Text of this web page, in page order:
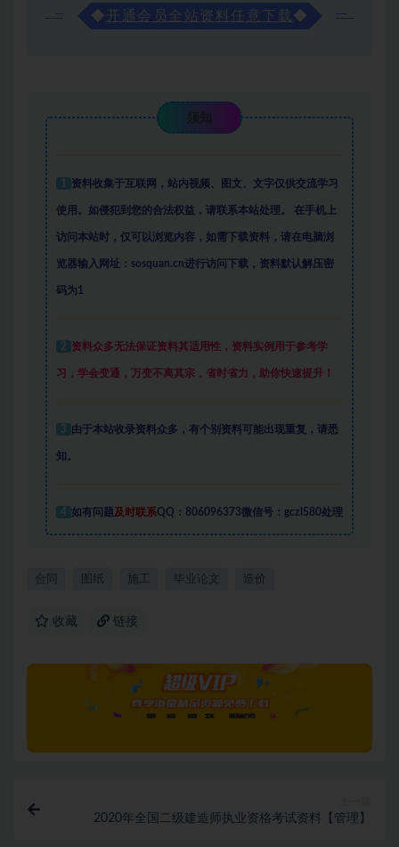
◆ 开通会员全站资料任意下载◆
须知
1 资料收集于互联网 ， 站内视频、图文、文字仅供交流学习
使用。如侵犯到您的合法权益，请联系本站处理。 在手机上
访问本站时，仅可以浏览内容，如需下载资料，请在电脑浏
览器输入网址：sosquan.cn进行访问下载， 资料默认解压密
码为1
2 资料众多无法保证资料其适用性，资料实例 用于参考学
习，学会变通，万变不离其宗，省时省力，助你快速提升！
3 由于本站收录资料众多，有个别资料可能出现重复，请悉
知。
4 如有问题及时联系QQ：806096373微信号：gczl580处理
合同 图纸 施工 毕业论文 造价
收藏 链接
2020年全国二级建造师执业资格考试资料【管理】